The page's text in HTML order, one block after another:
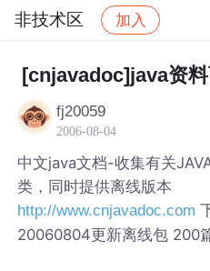
非技术区 加入
社区 非技术区 帖子
[cnjavadoc]java资
fj20059
2006-08-04
中文java文档-收集有关
类，同时提供离线版本
http://www.cnjavadoc.com
20060804更新离线包 200